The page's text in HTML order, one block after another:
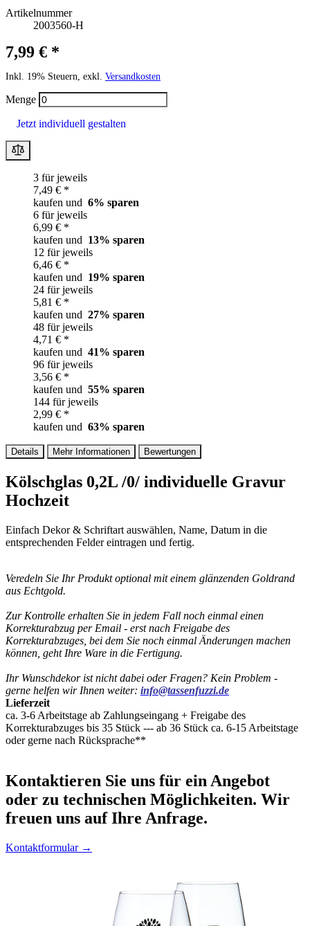
Artikelnummer
2003560-H
7,99 € *
Inkl. 19% Steuern, exkl. Versandkosten
Menge
Jetzt individuell gestalten
3 für jeweils
7,49 € *
kaufen und 6% sparen
6 für jeweils
6,99 € *
kaufen und 13% sparen
12 für jeweils
6,46 € *
kaufen und 19% sparen
24 für jeweils
5,81 € *
kaufen und 27% sparen
48 für jeweils
4,71 € *
kaufen und 41% sparen
96 für jeweils
3,56 € *
kaufen und 55% sparen
144 für jeweils
2,99 € *
kaufen und 63% sparen
Details Mehr Informationen Bewertungen
Kölschglas 0,2L /0/ individuelle Gravur
Hochzeit
Einfach Dekor & Schriftart auswählen, Name, Datum in die
entsprechenden Felder eintragen und fertig.
Veredeln Sie Ihr Produkt optional mit einem glänzenden Goldrand
aus Echtgold.
Zur Kontrolle erhalten Sie in jedem Fall noch einmal einen
Korrekturabzug per Email - erst nach Freigabe des
Korrekturabzuges, bei dem Sie noch einmal Änderungen machen
können, geht Ihre Ware in die Fertigung.
Ihr Wunschdekor ist nicht dabei oder Fragen? Kein Problem -
gerne helfen wir Ihnen weiter: info@tassenfuzzi.de
Lieferzeit
ca. 3-6 Arbeitstage ab Zahlungseingang + Freigabe des
Korrekturabzuges bis 35 Stück --- ab 36 Stück ca. 6-15 Arbeitstage
oder gerne nach Rücksprache**
Kontaktieren Sie uns für ein Angebot
oder zu technischen Möglichkeiten. Wir
freuen uns auf Ihre Anfrage.
Kontaktformular →